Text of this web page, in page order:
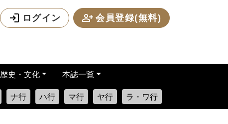
ログイン 会員登録(無料)
歴史・文化 本誌一覧
ナ行 ハ行 マ行 ヤ行 ラ・ワ行